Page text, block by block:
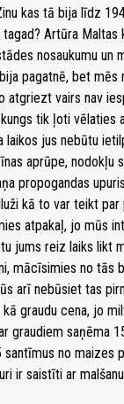
kas tā bija līdz
Artūra Maltas
nosaukumu un
pagatnē, bet mēs
vairs nav
tik ļoti vēlaties
laikos jus nebūtu
aprūpe, nodokļu
propogandas
kā to var teikt
atpakaļ, jo mūs
jums reiz laiks likt
mācīsimies no tās
arī nebūsiet tas
graudu cena, jo
graudiem saņēma
no maizes
ir saistīti ar